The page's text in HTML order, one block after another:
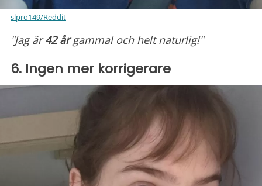
slpro149/Reddit
"Jag är42 årgammal och helt naturlig!"
6. Ingen mer korrigerare